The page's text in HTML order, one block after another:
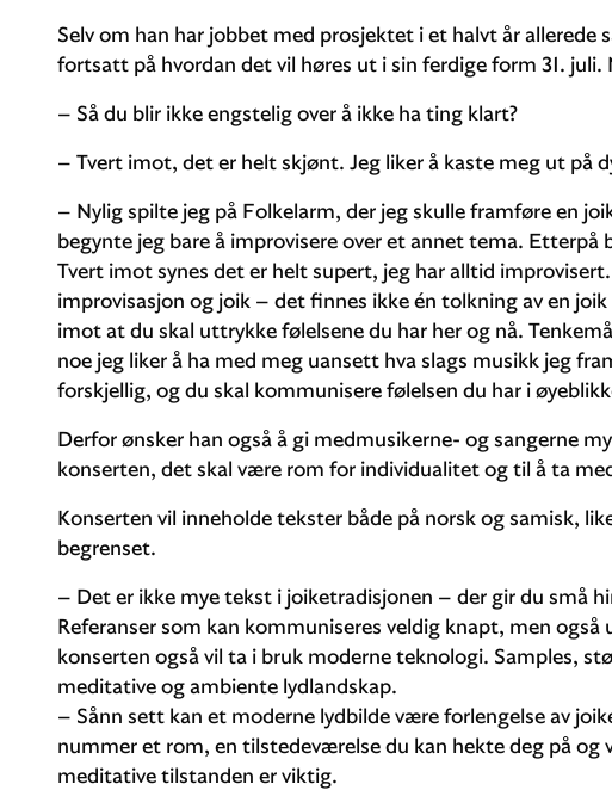
Selv om han har jobbet med prosjektet i et halvt år allerede
fortsatt på hvordan det vil høres ut i sin ferdige form 31.
– Så du blir ikke engstelig over å ikke ha ting klart?
– Tvert imot, det er helt skjønt. Jeg liker å kaste meg ut på
– Nylig spilte jeg på Folkelarm, der jeg skulle framføre en
begynte jeg bare å improvisere over et annet tema.
Tvert imot synes det er helt supert, jeg har alltid
improvisasjon og joik – det finnes ikke én tolkning av en
imot at du skal uttrykke følelsene du har her og nå.
noe jeg liker å ha med meg uansett hva slags musikk jeg
forskjellig, og du skal kommunisere følelsen du har i
Derfor ønsker han også å gi medmusikerne- og sangerne
konserten, det skal være rom for individualitet og til å ta
Konserten vil inneholde tekster både på norsk og samisk,
begrenset.
– Det er ikke mye tekst i joiketradisjonen – der gir du små
Referanser som kan kommuniseres veldig knapt, men
konserten også vil ta i bruk moderne teknologi. Samples,
meditative og ambiente lydlandskap.
– Sånn sett kan et moderne lydbilde være forlengelse av
nummer et rom, en tilstedeværelse du kan hekte deg på og
meditative tilstanden er viktig.